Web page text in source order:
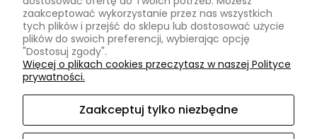
Polityka prywatności
O nas
Kontakt i dane firmy
O firmie
zaakceptować wykorzystanie przez nas wszystkich
tych plików i przejść do sklepu lub dostosować użycie
plików do swoich preferencji, wybierając opcję
"Dostosuj zgody".
Więcej o plikach cookies przeczytasz w naszej Polityce
prywatności.
Zaakceptuj tylko niezbędne